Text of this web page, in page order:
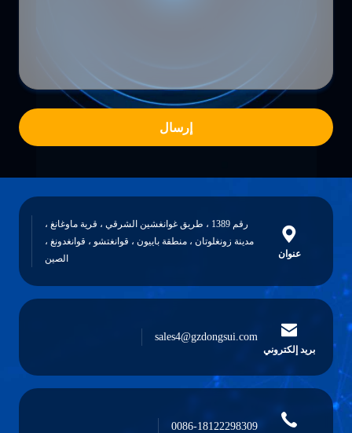
إرسال
عنوان
رقم 1389 ، طريق غوانغشين الشرقي ، قرية ماوغانغ ،
مدينة زونغلوتان ، منطقة باييون ، قوانغتشو ، قوانغدونغ ،
الصين
بريد إلكتروني
sales4@gzdongsui.com
0086-18122298309